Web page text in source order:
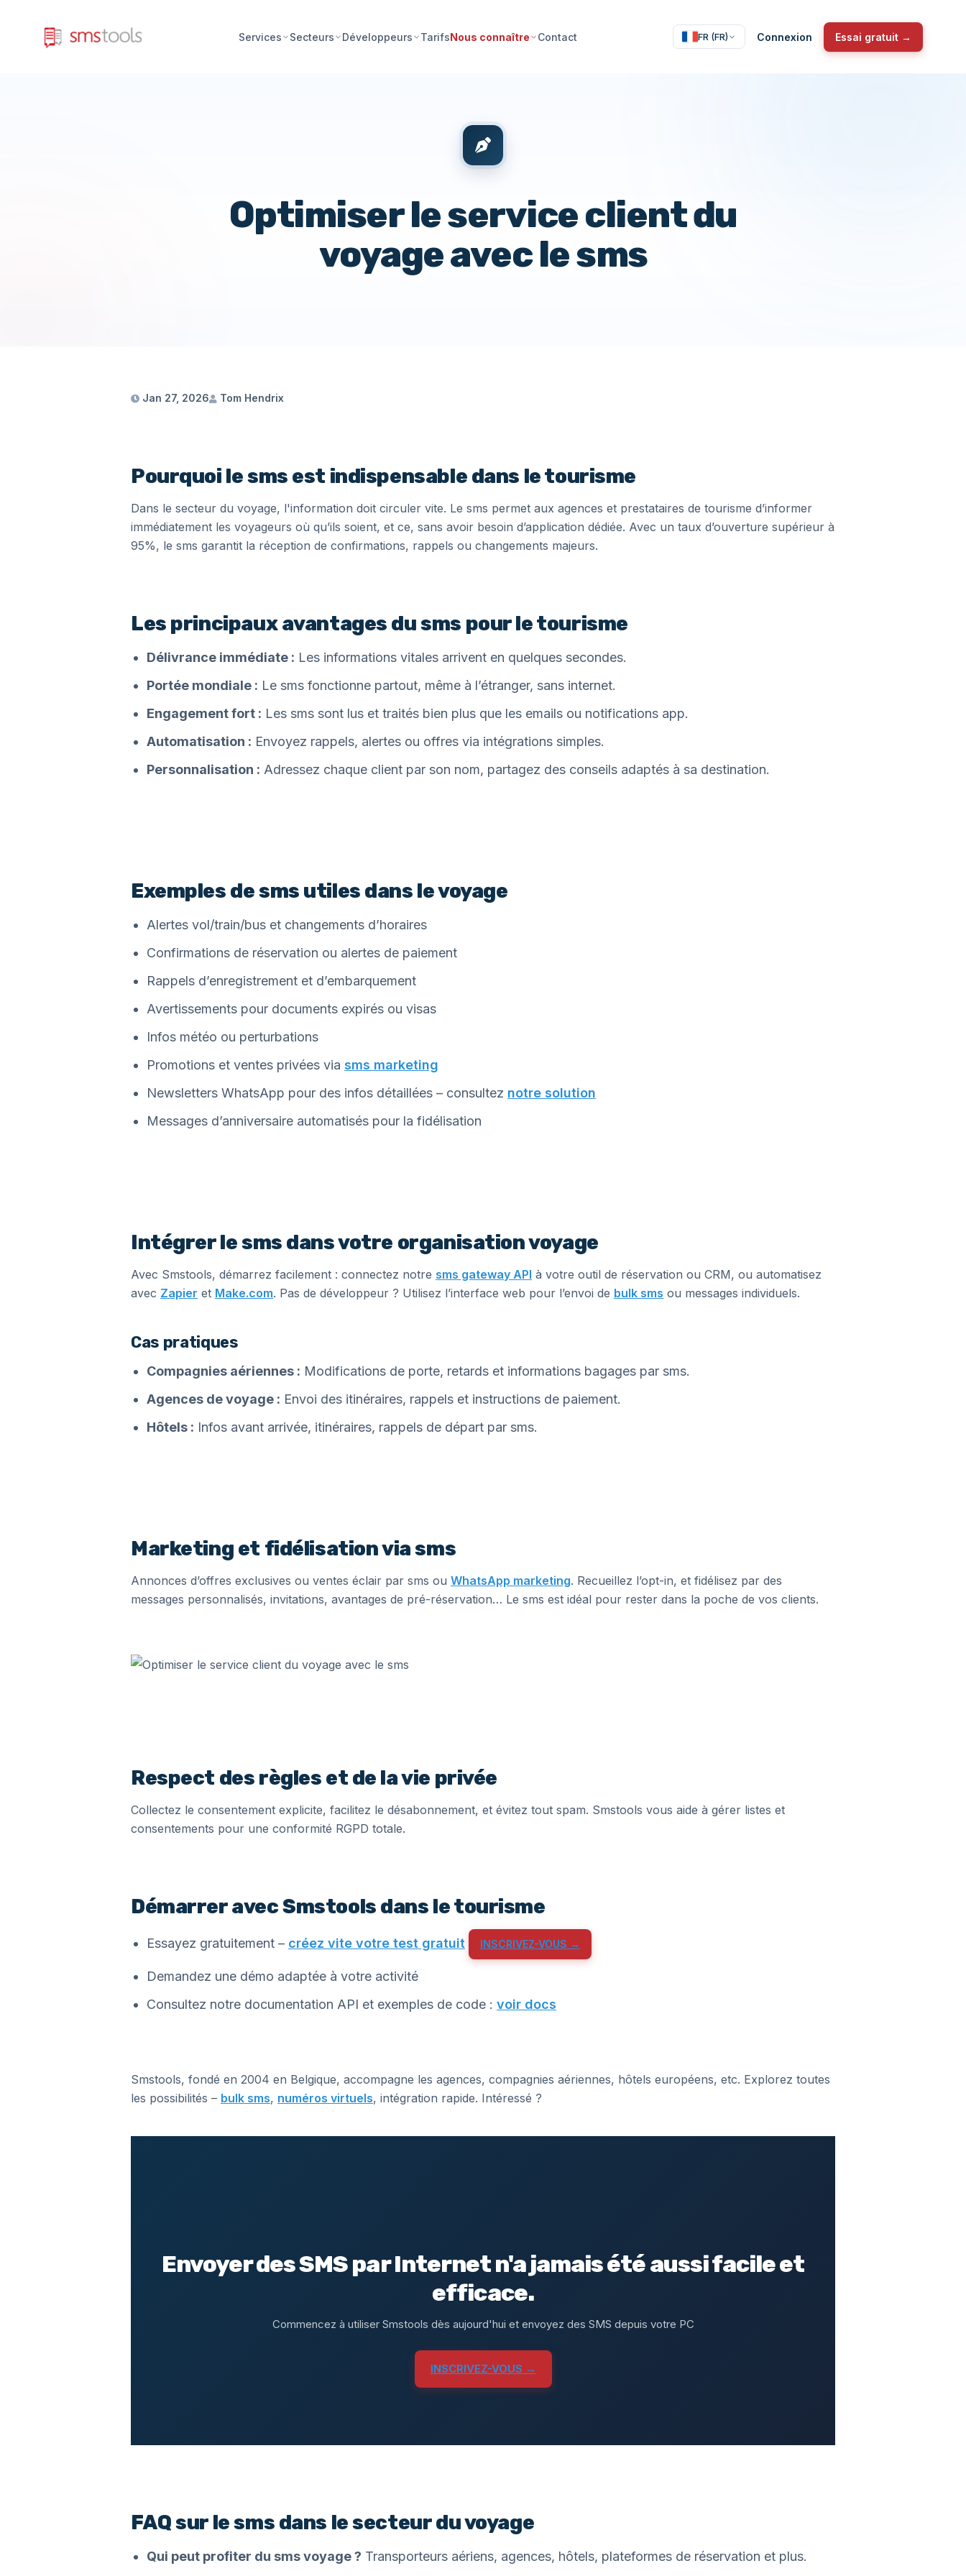
Services Secteurs Développeurs TarifsNous connaître Contact FR (FR) Connexion Essai gratuit →
Optimiser le service client du
voyage avec le sms
Jan 27, 2026 Tom Hendrix
Pourquoi le sms est indispensable dans le tourisme
Dans le secteur du voyage, l'information doit circuler vite. Le sms permet aux agences et prestataires de tourisme d’informer
immédiatement les voyageurs où qu’ils soient, et ce, sans avoir besoin d’application dédiée. Avec un taux d’ouverture supérieur à
95%, le sms garantit la réception de confirmations, rappels ou changements majeurs.
Les principaux avantages du sms pour le tourisme
Délivrance immédiate : Les informations vitales arrivent en quelques secondes.
Portée mondiale : Le sms fonctionne partout, même à l’étranger, sans internet.
Engagement fort : Les sms sont lus et traités bien plus que les emails ou notifications app.
Automatisation : Envoyez rappels, alertes ou offres via intégrations simples.
Personnalisation : Adressez chaque client par son nom, partagez des conseils adaptés à sa destination.
Exemples de sms utiles dans le voyage
Alertes vol/train/bus et changements d’horaires
Confirmations de réservation ou alertes de paiement
Rappels d’enregistrement et d’embarquement
Avertissements pour documents expirés ou visas
Infos météo ou perturbations
Promotions et ventes privées via sms marketing
Newsletters WhatsApp pour des infos détaillées – consultez notre solution
Messages d’anniversaire automatisés pour la fidélisation
Intégrer le sms dans votre organisation voyage
Avec Smstools, démarrez facilement : connectez notre sms gateway API à votre outil de réservation ou CRM, ou automatisez
avec Zapier et Make.com. Pas de développeur ? Utilisez l’interface web pour l’envoi de bulk sms ou messages individuels.
Cas pratiques
Compagnies aériennes : Modifications de porte, retards et informations bagages par sms.
Agences de voyage : Envoi des itinéraires, rappels et instructions de paiement.
Hôtels : Infos avant arrivée, itinéraires, rappels de départ par sms.
Marketing et fidélisation via sms
Annonces d’offres exclusives ou ventes éclair par sms ou WhatsApp marketing. Recueillez l’opt-in, et fidélisez par des
messages personnalisés, invitations, avantages de pré-réservation… Le sms est idéal pour rester dans la poche de vos clients.
Respect des règles et de la vie privée
Collectez le consentement explicite, facilitez le désabonnement, et évitez tout spam. Smstools vous aide à gérer listes et
consentements pour une conformité RGPD totale.
Démarrer avec Smstools dans le tourisme
Essayez gratuitement – créez vite votre test gratuit INSCRIVEZ-VOUS →
Demandez une démo adaptée à votre activité
Consultez notre documentation API et exemples de code : voir docs
Smstools, fondé en 2004 en Belgique, accompagne les agences, compagnies aériennes, hôtels européens, etc. Explorez toutes
les possibilités – bulk sms, numéros virtuels, intégration rapide. Intéressé ?
Envoyer des SMS par Internet n'a jamais été aussi facile et
efficace.
Commencez à utiliser Smstools dès aujourd'hui et envoyez des SMS depuis votre PC
INSCRIVEZ-VOUS →
FAQ sur le sms dans le secteur du voyage
Qui peut profiter du sms voyage ? Transporteurs aériens, agences, hôtels, plateformes de réservation et plus.